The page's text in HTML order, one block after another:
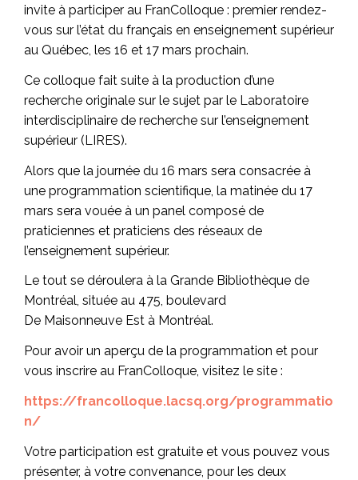
invite à participer au FranColloque : premier rendez-
vous sur l’état du français en enseignement supérieur
au Québec, les 16 et 17 mars prochain.
Ce colloque fait suite à la production d’une
recherche originale sur le sujet par le Laboratoire
interdisciplinaire de recherche sur l’enseignement
supérieur (LIRES).
Alors que la journée du 16 mars sera consacrée à
une programmation scientifique, la matinée du 17
mars sera vouée à un panel composé de
praticiennes et praticiens des réseaux de
l’enseignement supérieur.
Le tout se déroulera à la Grande Bibliothèque de
Montréal, située au 475, boulevard
De Maisonneuve Est à Montréal.
Pour avoir un aperçu de la programmation et pour
vous inscrire au FranColloque, visitez le site :
https://francolloque.lacsq.org/programmatio
n/
Votre participation est gratuite et vous pouvez vous
présenter, à votre convenance, pour les deux